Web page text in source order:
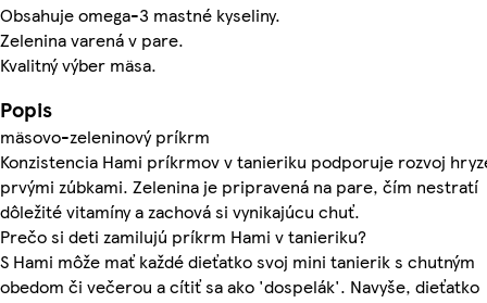
Obsahuje omega-3 mastné kyseliny.
Zelenina varená v pare.
Kvalitný výber mäsa.
Popis
mäsovo-zeleninový príkrm
Konzistencia Hami príkrmov v tanieriku podporuje rozvoj
prvými zúbkami. Zelenina je pripravená na pare, čím nestratí
dôležité vitamíny a zachová si vynikajúcu chuť.
Prečo si deti zamilujú príkrm Hami v tanieriku?
S Hami môže mať každé dieťatko svoj mini tanierik s chutným
obedom či večerou a cítiť sa ako 'dospelák'. Navyše, dieťatko